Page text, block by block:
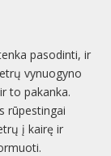
pasodinti, ir
vynuogyno
to pakanka.
rūpestingai
į kairę ir